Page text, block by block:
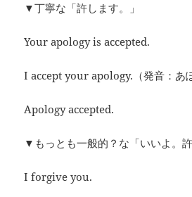
▼丁寧な「許します。」
Your apology is accepted.
I accept your apology.（発音：あ
Apology accepted.
▼もっとも一般的？な「いいよ。許
I forgive you.